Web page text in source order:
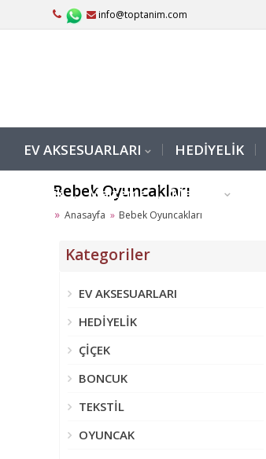
info@toptanim.com
EV AKSESUARLARI HEDİYELİK
Rustik Malzeme Medikal
Bebek Oyuncakları
Anasayfa Bebek Oyuncakları
Kategoriler
EV AKSESUARLARI
HEDİYELİK
ÇİÇEK
BONCUK
TEKSTİL
OYUNCAK